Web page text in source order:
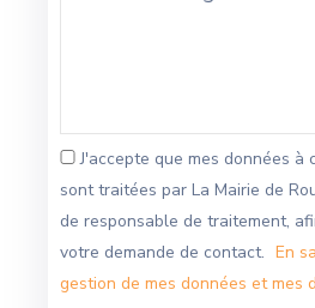
J'accepte que mes données à
sont traitées par La Mairie de
de responsable de traitement,
votre demande de contact. En
gestion de mes données et mes